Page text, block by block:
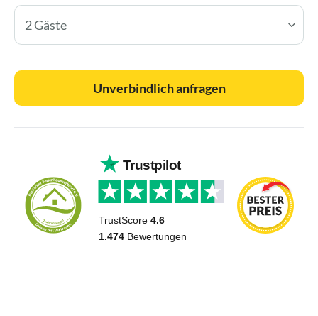
2 Gäste
Unverbindlich anfragen